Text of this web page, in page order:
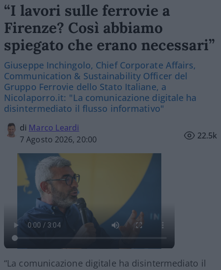
“I lavori sulle ferrovie a
Firenze? Così abbiamo
spiegato che erano necessari”
Giuseppe Inchingolo, Chief Corporate Affairs,
Communication & Sustainability Officer del
Gruppo Ferrovie dello Stato Italiane, a
Nicolaporro.it: "La comunicazione digitale ha
disintermediato il flusso informativo"
di Marco Leardi
7 Agosto 2026, 20:00
22.5k
“La comunicazione digitale ha disintermediato il